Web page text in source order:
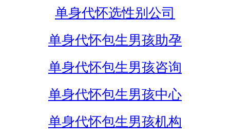
单身代怀选性别公司
单身代怀包生男孩助孕
单身代怀包生男孩咨询
单身代怀包生男孩中心
单身代怀包生男孩机构